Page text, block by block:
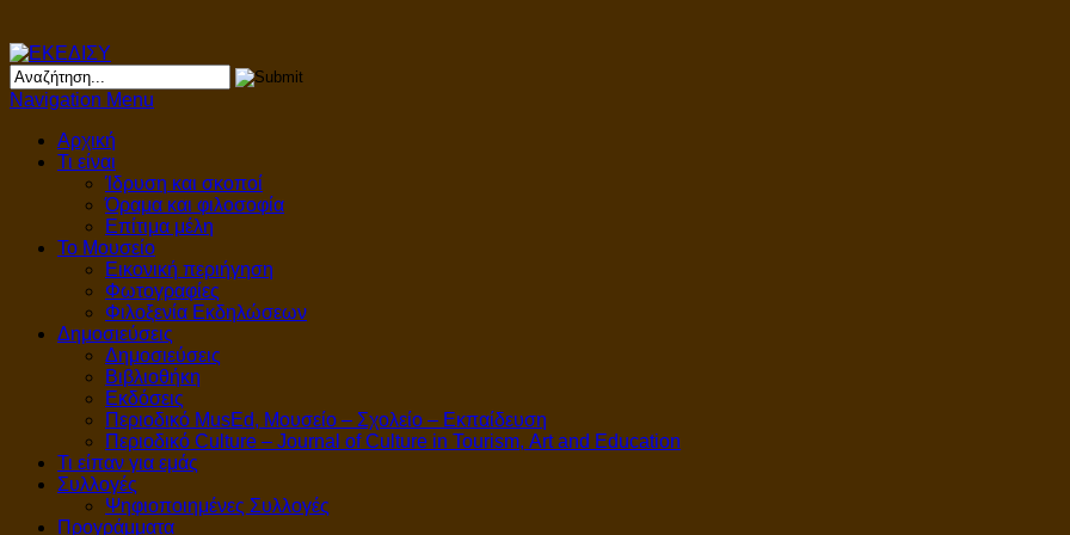
Navigation Menu
Αρχική
Τι είναι
Ίδρυση και σκοποί
Όραμα και φιλοσοφία
Επίτιμα μέλη
Το Μουσείο
Εικονική περιήγηση
Φωτογραφίες
Φιλοξενία Εκδηλώσεων
Δημοσιεύσεις
Δημοσιεύσεις
Βιβλιοθήκη
Εκδόσεις
Περιοδικό MusEd, Μουσείο – Σχολείο – Εκπαίδευση
Περιοδικό Culture – Journal of Culture in Tourism, Αrt and Education
Τι είπαν για εμάς
Συλλογές
Ψηφιοποιημένες Συλλογές
Προγράμματα